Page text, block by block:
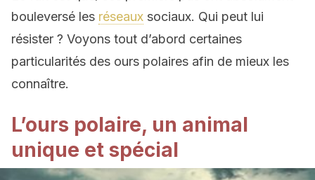
bouleversé les réseaux sociaux. Qui peut lui
résister ? Voyons tout d’abord certaines
particularités des ours polaires afin de mieux les
connaître.
L’ours polaire, un animal
unique et spécial